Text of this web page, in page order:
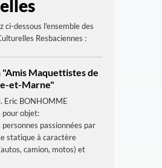
ci-dessous l'ensemble des
Resbaciennes :
Maquettistes de
et-Marne"
BONHOMME
pour objet:
passionnées par
statique à caractère
camion, motos) et